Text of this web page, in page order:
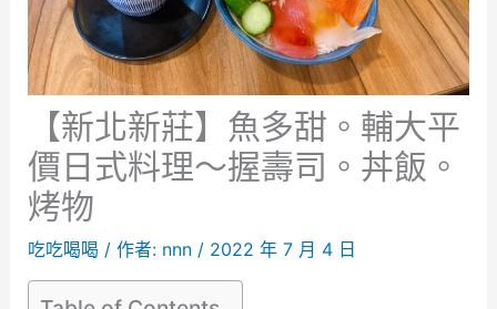
【新北新莊】魚多甜。輔大平
價日式料理～握壽司。丼飯。
烤物
吃吃喝喝 / 作者: nnn / 2022 年 7 月 4 日